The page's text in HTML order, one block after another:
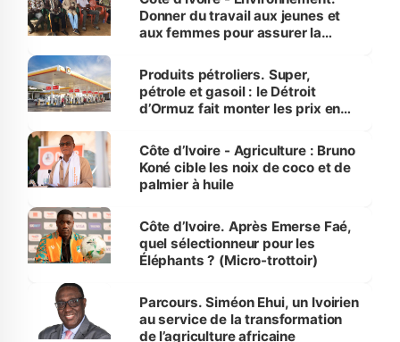
Donner du travail aux jeunes et
aux femmes pour assurer la
menacées
Produits pétroliers. Super,
pétrole et gasoil : le Détroit
d’Ormuz fait monter les prix en
Côte d’Ivoire - Agriculture : Bruno
Koné cible les noix de coco et de
palmier à huile
Côte d’Ivoire. Après Emerse Faé,
quel sélectionneur pour les
Éléphants ? (Micro-trottoir)
Parcours. Siméon Ehui, un Ivoirien
au service de la transformation
de l’agriculture africaine